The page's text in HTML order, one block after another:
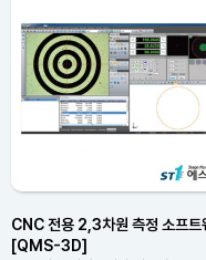
CNC 전용 2,3차원 측정 소프트
[QMS-3D]